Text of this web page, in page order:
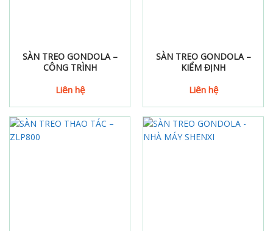
SÀN TREO GONDOLA –
CÔNG TRÌNH
Liên hệ
SÀN TREO GONDOLA –
KIỂM ĐỊNH
Liên hệ